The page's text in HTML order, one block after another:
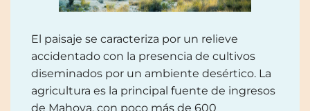
El paisaje se caracteriza por un relieve
accidentado con la presencia de cultivos
diseminados por un ambiente desértico. La
agricultura es la principal fuente de ingresos
de Mahoya, con poco más de 600